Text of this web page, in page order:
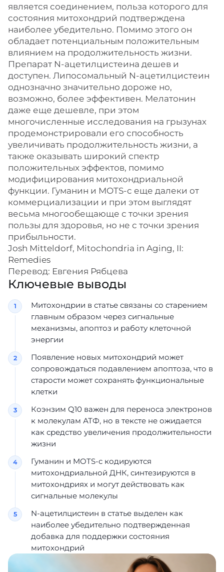
является соединением, польза которого для
состояния митохондрий подтверждена
наиболее убедительно. Помимо этого он
обладает потенциальным положительным
влиянием на продолжительность жизни.
Препарат N-ацетилцистеина дешев и
доступен. Липосомальный N-ацетилцистеин
однозначно значительно дороже но,
возможно, более эффективен. Мелатонин
даже еще дешевле, при этом
многочисленные исследования на грызунах
продемонстрировали его способность
увеличивать продолжительность жизни, а
также оказывать широкий спектр
положительных эффектов, помимо
модифицирования митохондриальной
функции. Гуманин и MOTS-c еще далеки от
коммерциализации и при этом выглядят
весьма многообещающе с точки зрения
пользы для здоровья, но не с точки зрения
прибыльности.
Josh Mitteldorf, Mitochondria in Aging, II:
Remedies
Перевод: Евгения Рябцева
Ключевые выводы
Митохондрии в статье связаны со старением
главным образом через сигнальные
механизмы, апоптоз и работу клеточной
энергии
Появление новых митохондрий может
сопровождаться подавлением апоптоза, что в
старости может сохранять функциональные
клетки
Коэнзим Q10 важен для переноса электронов
к молекулам АТФ, но в тексте не ожидается
как средство увеличения продолжительности
жизни
Гуманин и MOTS-c кодируются
митохондриальной ДНК, синтезируются в
митохондриях и могут действовать как
сигнальные молекулы
N-ацетилцистеин в статье выделен как
наиболее убедительно подтвержденная
добавка для поддержки состояния
митохондрий